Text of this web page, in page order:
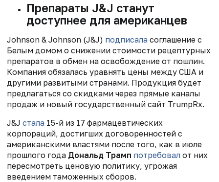
Препараты J&J станут
доступнее для американцев
Johnson & Johnson (J&J) подписала соглашение с
Белым домом о снижении стоимости рецептурных
препаратов в обмен на освобождение от пошлин.
Компания обязалась уравнять цены между США и
другими развитыми странами. Продукция будет
предлагаться со скидками через прямые каналы
продаж и новый государственный сайт TrumpRx.
J&J стала 15-й из 17 фармацевтических
корпораций, достигших договоренностей с
американскими властями после того, как в июле
прошлого года Дональд Трамп потребовал от них
пересмотреть ценовую политику, угрожая
введением таможенных сборов.